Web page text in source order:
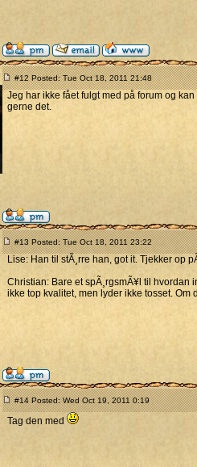
#12 Posted: Tue Oct 18, 2011 21:48
Jeg har ikke fået fulgt med på forum og
gerne det.
#13 Posted: Tue Oct 18, 2011 23:22
Lise: Han til stÃ¸rre han, got it. Tjekker op
Christian: Bare et spÃ¸rgsmÃ¥l til
ikke top kvalitet, men lyder ikke tosset.
#14 Posted: Wed Oct 19, 2011 0:19
Tag den med